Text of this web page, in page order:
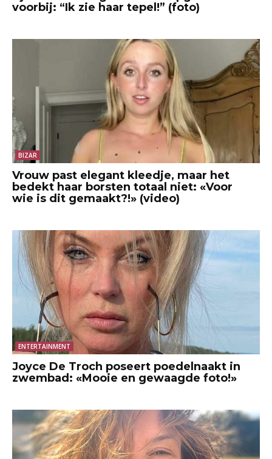
voorbij: “Ik zie haar tepel!” (foto)
BIZAR
Vrouw past elegant kleedje, maar het
bedekt haar borsten totaal niet: «Voor
wie is dit gemaakt?!» (video)
ENTERTAINMENT
Joyce De Troch poseert poedelnaakt in
zwembad: «Mooie en gewaagde foto!»